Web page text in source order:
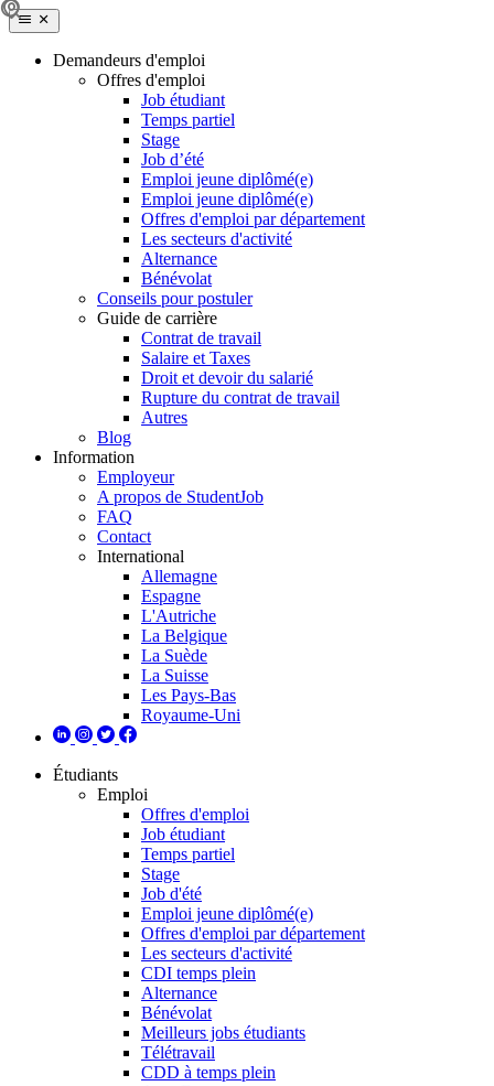
Demandeurs d'emploi
Offres d'emploi
Job étudiant
Temps partiel
Stage
Job d’été
Emploi jeune diplômé(e)
Emploi jeune diplômé(e)
Offres d'emploi par département
Les secteurs d'activité
Alternance
Bénévolat
Conseils pour postuler
Guide de carrière
Contrat de travail
Salaire et Taxes
Droit et devoir du salarié
Rupture du contrat de travail
Autres
Blog
Information
Employeur
A propos de StudentJob
FAQ
Contact
International
Allemagne
Espagne
L'Autriche
La Belgique
La Suède
La Suisse
Les Pays-Bas
Royaume-Uni
Étudiants
Emploi
Offres d'emploi
Job étudiant
Temps partiel
Stage
Job d'été
Emploi jeune diplômé(e)
Offres d'emploi par département
Les secteurs d'activité
CDI temps plein
Alternance
Bénévolat
Meilleurs jobs étudiants
Télétravail
CDD à temps plein